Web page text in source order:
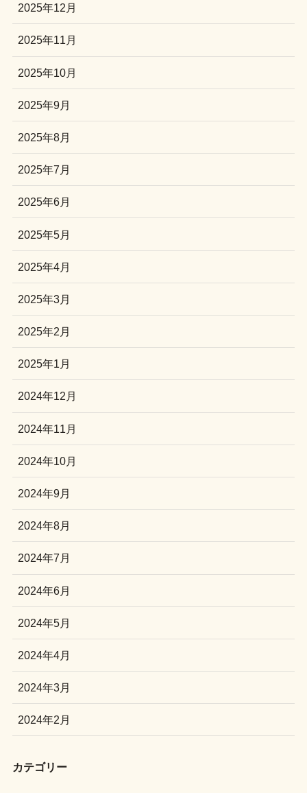
2025年12月
2025年11月
2025年10月
2025年9月
2025年8月
2025年7月
2025年6月
2025年5月
2025年4月
2025年3月
2025年2月
2025年1月
2024年12月
2024年11月
2024年10月
2024年9月
2024年8月
2024年7月
2024年6月
2024年5月
2024年4月
2024年3月
2024年2月
カテゴリー